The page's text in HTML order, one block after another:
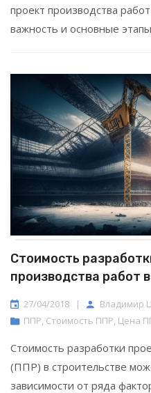
проект производства
важность и основные
Стоимость
производства работ
27/04/2018 | Владимир
ППР, Стоимость ППР, Цена
Стоимость разработки
(ППР) в строительстве
зависимости от ряда